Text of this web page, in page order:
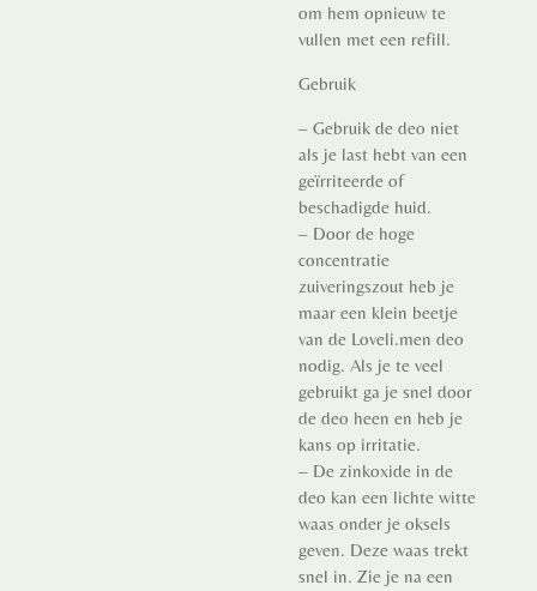
om hem opnieuw te
vullen met een refill.
Gebruik
– Gebruik de deo niet
als je last hebt van een
geïrriteerde of
beschadigde huid.
– Door de hoge
concentratie
zuiveringszout heb je
maar een klein beetje
van de Loveli.men deo
nodig. Als je te veel
gebruikt ga je snel door
de deo heen en heb je
kans op irritatie.
– De zinkoxide in de
deo kan een lichte witte
waas onder je oksels
geven. Deze waas trekt
snel in. Zie je na een